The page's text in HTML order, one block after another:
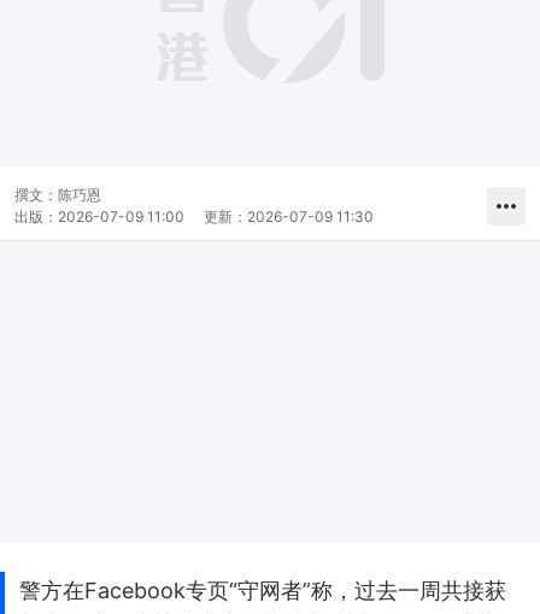
撰文： 陈巧恩
出版： 2026-07-09 11:00 更新： 2026-07-09 11:30
警方在Facebook专页“守网者”称，过去一周共接获